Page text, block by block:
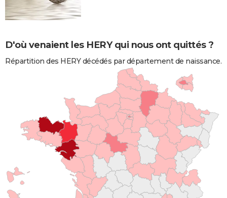
D'où venaient les HERY qui nous ont quittés ?
Répartition des HERY décédés par département de naissance.